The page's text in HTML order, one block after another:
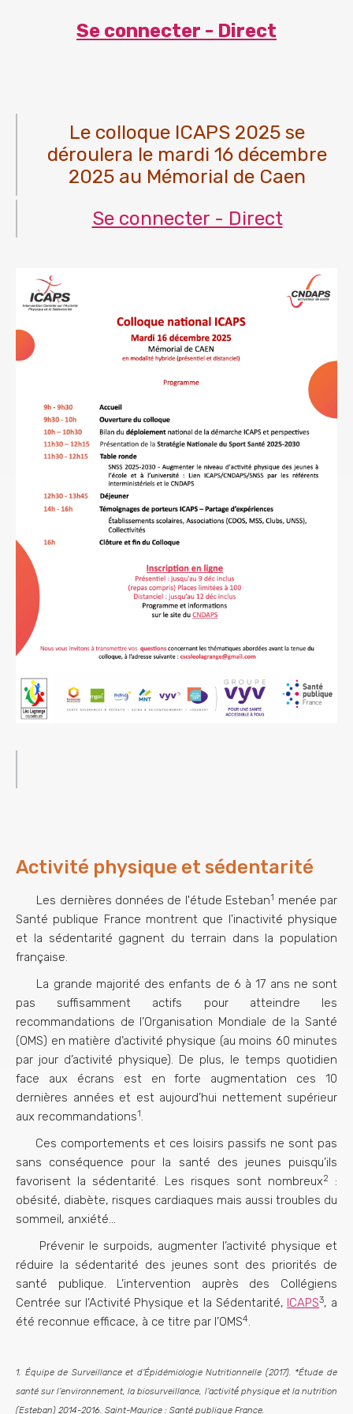
Se connecter - Direct
Le colloque ICAPS 2025 se
déroulera le mardi 16 décembre
2025 au Mémorial de Caen
Se connecter - Direct
Activité physique et sédentarité
Les dernières données de l'étude Esteban1 menée par
Santé publique France montrent que l'inactivité physique
et la sédentarité gagnent du terrain dans la population
française.
La grande majorité des enfants de 6 à 17 ans ne sont
pas suffisamment actifs pour atteindre les
recommandations de l’Organisation Mondiale de la Santé
(OMS) en matière d’activité physique (au moins 60 minutes
par jour d’activité physique). De plus, le temps quotidien
face aux écrans est en forte augmentation ces 10
dernières années et est aujourd’hui nettement supérieur
aux recommandations1.
Ces comportements et ces loisirs passifs ne sont pas
sans conséquence pour la santé des jeunes puisqu’ils
favorisent la sédentarité. Les risques sont nombreux2
:
obésité, diabète, risques cardiaques mais aussi troubles du
sommeil, anxiété…
Prévenir le surpoids, augmenter l’activité physique et
réduire la sédentarité des jeunes sont des priorités de
santé publique. L’intervention auprès des Collégiens
Centrée sur l’Activité Physique et la Sédentarité, ICAPS3, a
été reconnue efficace, à ce titre par l’OMS4.
1. Équipe de Surveillance et d’Épidémiologie Nutritionnelle (2017). *Étude de
santé sur l’environnement, la biosurveillance, l’activité́ physique et la nutrition
(Esteban) 2014-2016. Saint-Maurice : Santé publique France.